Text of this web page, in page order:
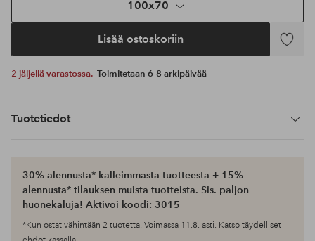
100x70
Lisää ostoskoriin
Lisää
2 jäljellä varastossa. Toimitetaan 6-8 arkipäivää
Tuotetiedot
30% alennusta* kalleimmasta tuotteesta + 15%
alennusta* tilauksen muista tuotteista. Sis. paljon
huonekaluja! Aktivoi koodi: 3015
*Kun ostat vähintään 2 tuotetta. Voimassa 11.8. asti. Katso täydelliset